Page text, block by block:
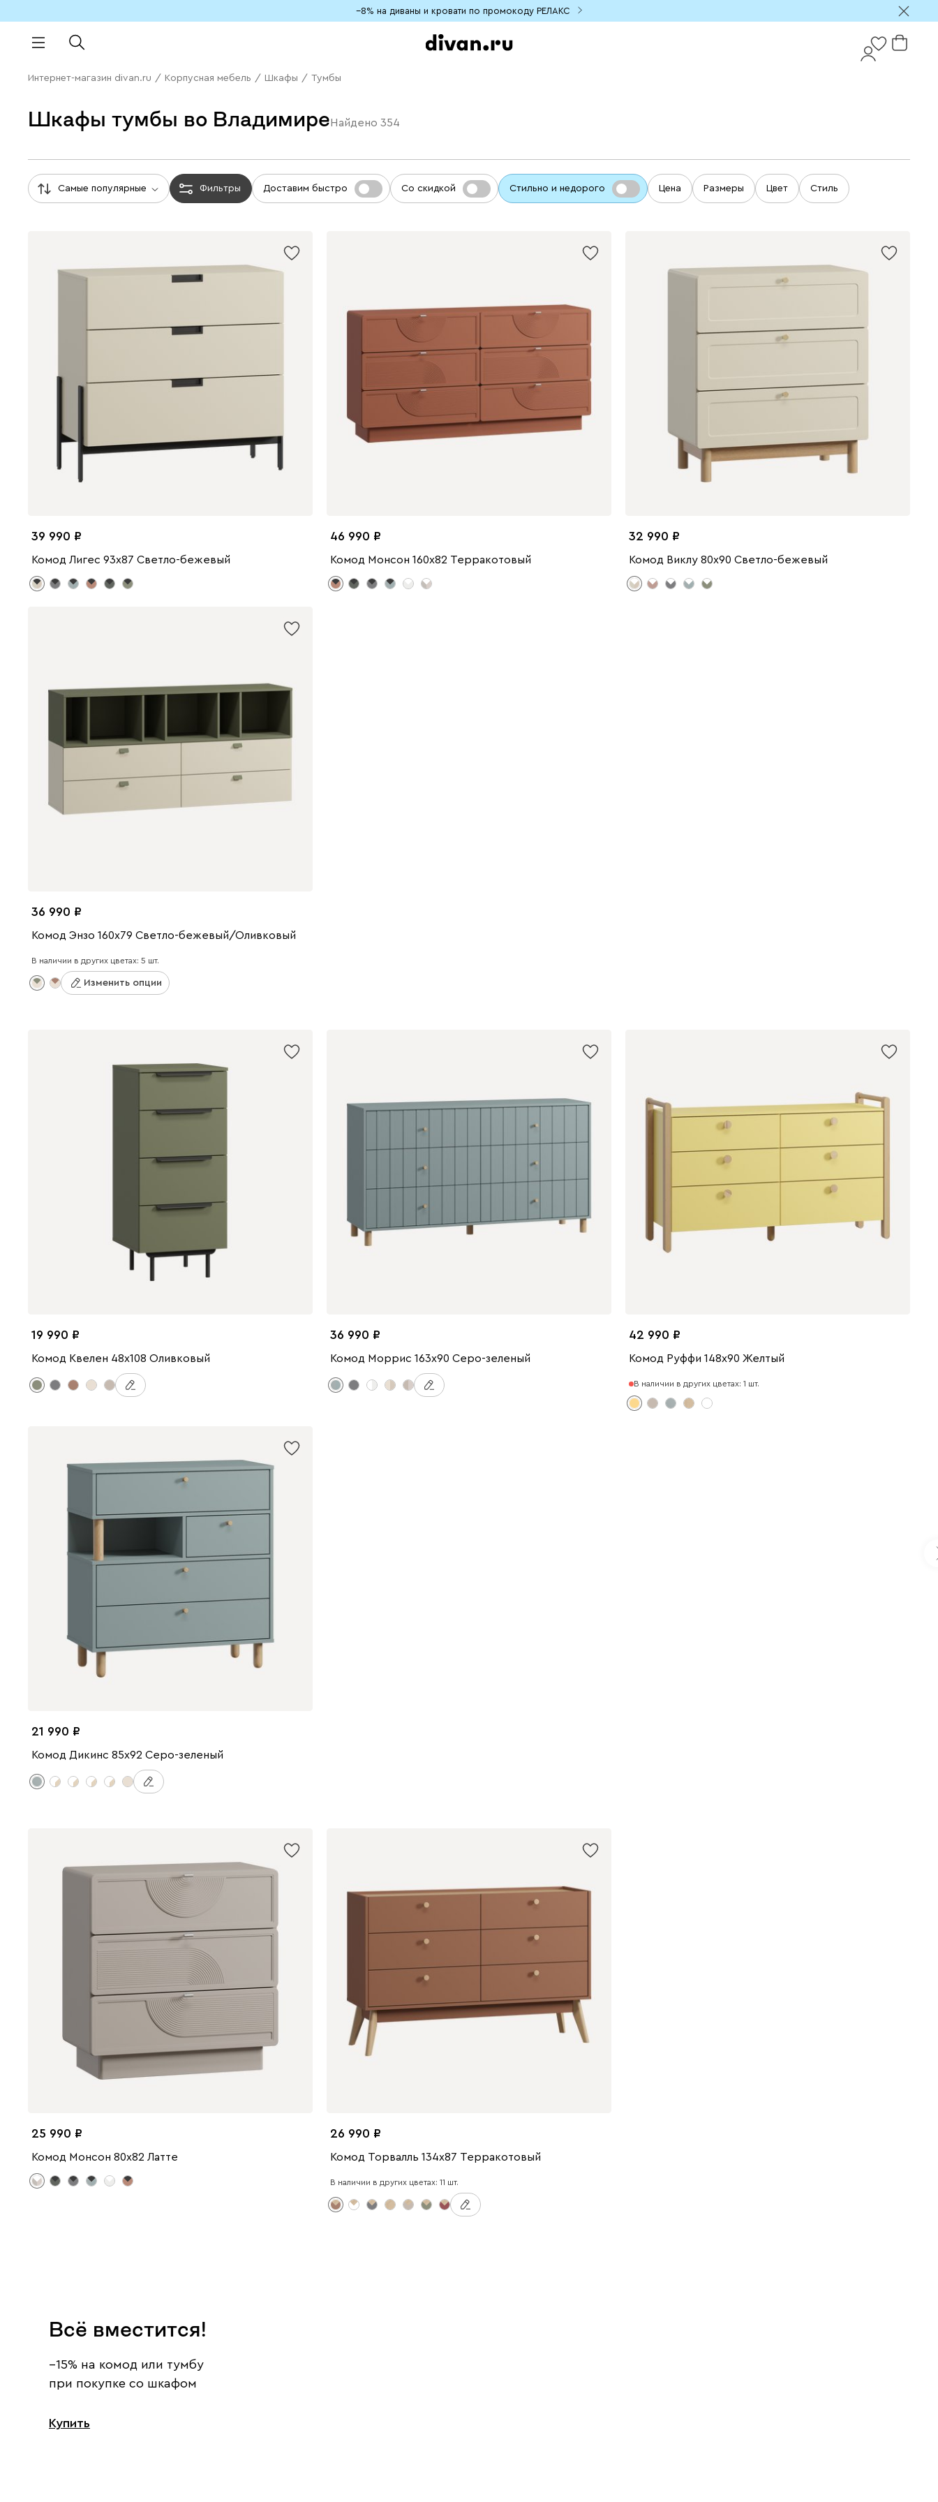
−8% на диваны и кровати по промокоду РЕЛАКС
Интернет-магазин divan.ru / Корпусная мебель / Шкафы / Тумбы
Шкафы тумбы во Владимире Найдено 354
Самые популярные Фильтры Доставим быстро Со скидкой Стильно и недорого Цена Размеры Цвет Стиль
39 990
Комод Лигес 93x87 Светло-бежевый
46 990
Комод Монсон 160x82 Терракотовый
32 990
Комод Виклу 80x90 Светло-бежевый
36 990
Комод Энзо 160x79 Светло-бежевый/Оливковый
В наличии в других цветах: 5 шт.
Изменить опции
19 990
Комод Квелен 48x108 Оливковый
36 990
Комод Моррис 163x90 Серо-зеленый
42 990
Комод Руффи 148x90 Желтый
В наличии в других цветах: 1 шт.
21 990
Комод Дикинс 85x92 Серо-зеленый
25 990
Комод Монсон 80x82 Латте
26 990
Комод Торвалль 134x87 Терракотовый
В наличии в других цветах: 11 шт.
Всё вместится!
−15% на комод или тумбу
при покупке со шкафом
Купить